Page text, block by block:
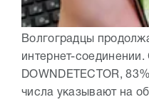
Волгоградцы
интернет-
DOWNDETECTOR,
числа указывают на